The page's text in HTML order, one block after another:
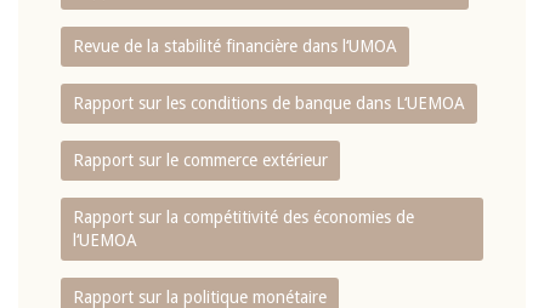
Revue de la stabilité financière dans l‘UMOA
Rapport sur les conditions de banque dans L‘UEMOA
Rapport sur le commerce extérieur
Rapport sur la compétitivité des économies de
l‘UEMOA
Rapport sur la politique monétaire